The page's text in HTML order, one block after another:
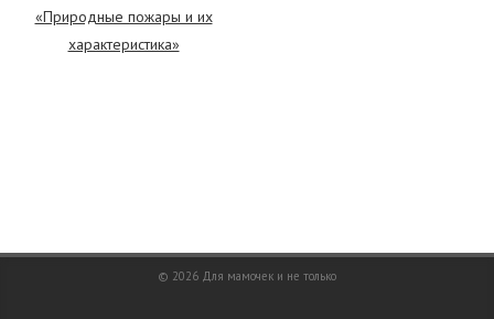
«Природные пожары и их
характеристика»
© 2026 Для мамочек и не только